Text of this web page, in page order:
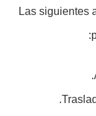
Las siguientes
: